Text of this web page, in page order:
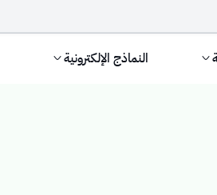
النماذج الإلكترونية